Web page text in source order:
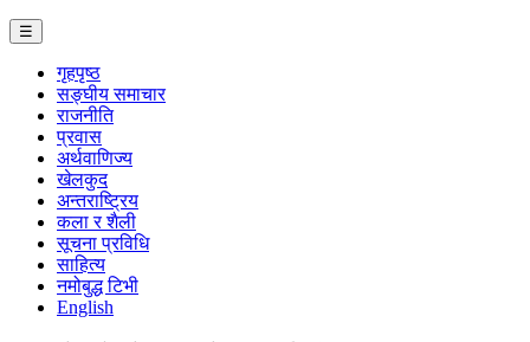
☰
गृहपृष्ठ
सङ्घीय समाचार
राजनीति
प्रवास
अर्थवाणिज्य
खेलकुद
अन्तराष्ट्रिय
कला र शैली
सूचना प्रविधि
साहित्य
नमोबुद्ध टिभी
English